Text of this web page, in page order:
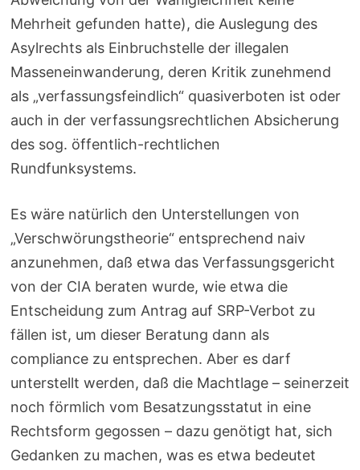
Mehrheit gefunden hatte), die Auslegung des
Asylrechts als Einbruchstelle der illegalen
Masseneinwanderung, deren Kritik zunehmend
als „verfassungsfeindlich“ quasiverboten ist oder
auch in der verfassungsrechtlichen Absicherung
des sog. öffentlich-rechtlichen
Rundfunksystems.
Es wäre natürlich den Unterstellungen von
„Verschwörungstheorie“ entsprechend naiv
anzunehmen, daß etwa das Verfassungsgericht
von der CIA beraten wurde, wie etwa die
Entscheidung zum Antrag auf SRP-Verbot zu
fällen ist, um dieser Beratung dann als
compliance zu entsprechen. Aber es darf
unterstellt werden, daß die Machtlage – seinerzeit
noch förmlich vom Besatzungsstatut in eine
Rechtsform gegossen – dazu genötigt hat, sich
Gedanken zu machen, was es etwa bedeutet